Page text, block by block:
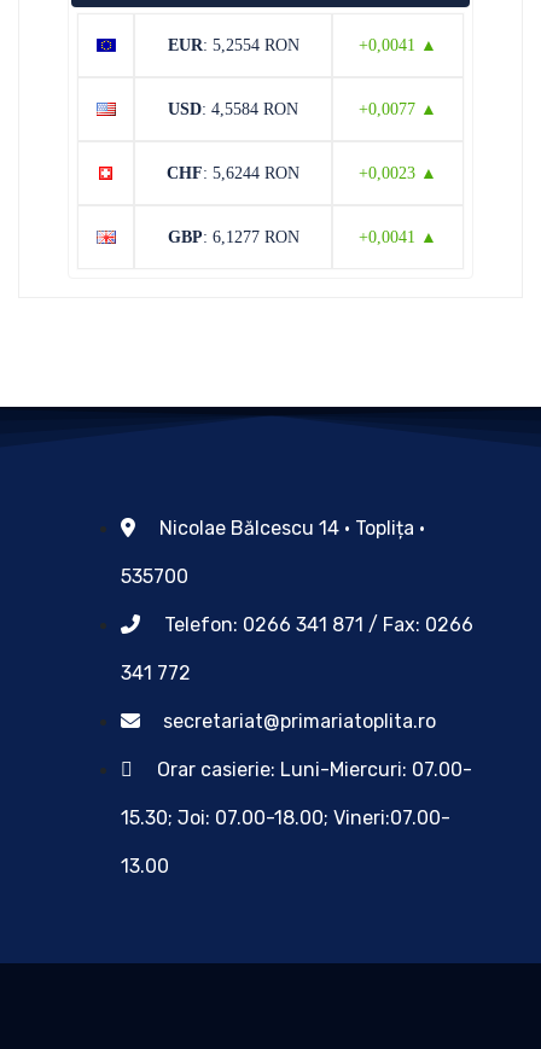
EUR: 5,2554 RON +0,0041 ▲
USD: 4,5584 RON +0,0077 ▲
CHF: 5,6244 RON +0,0023 ▲
GBP: 6,1277 RON +0,0041 ▲
Nicolae Bălcescu 14 • Toplița •
535700
Telefon: 0266 341 871 / Fax: 0266
341 772
secretariat@primariatoplita.ro
Orar casierie: Luni-Miercuri: 07.00-
15.30; Joi: 07.00-18.00; Vineri:07.00-
13.00